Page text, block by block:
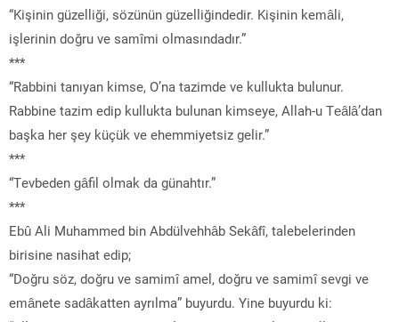
“Kişinin güzelliği, sözünün güzelliğindedir. Kişinin kemâli,
işlerinin doğru ve samîmi olmasındadır.”
***
“Rabbini tanıyan kimse, O’na tazimde ve kullukta bulunur.
Rabbine tazim edip kullukta bulunan kimseye, Allah-u Teâlâ’dan
başka her şey küçük ve ehemmiyetsiz gelir.”
***
“Tevbeden gâfil olmak da günahtır.”
***
Ebû Ali Muhammed bin Abdülvehhâb Sekâfî, talebelerinden
birisine nasihat edip;
“Doğru söz, doğru ve samimî amel, doğru ve samimî sevgi ve
emânete sadâkatten ayrılma” buyurdu. Yine buyurdu ki: